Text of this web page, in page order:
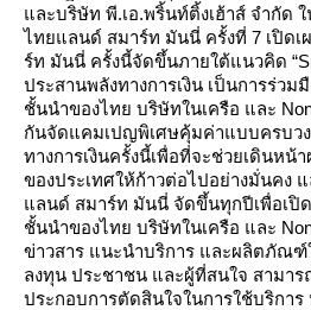
ละบริษัท พี.เอ.พริ้นท์ติ้งเฮ้าส์ จำกัด
ไทยแลนด์ สมาร์ท มันนี่ ครั้งที่ 7 เปิดเ
ร์ท มันนี่ ครั้งนี้จัดขึ้นภายใต้แนวคิด
ประสานพลังทางการเงิน เป็นการร่วม
ชั้นนำของไทย บริษัทในเครือ และ
กันจัดแคมเปญพิเศษคุ้มค่าแบบครบว
ทางการเงินครั้งนี้เพื่อที่จะช่วยเดินหน้
ของประเทศให้ก้าวต่อไปอย่างมั่นคง
ลนด์ สมาร์ท มันนี่ จัดขึ้นทุกปีเพื่อเปิด
ชั้นนำของไทย บริษัทในเครือ และ
ข่าวสาร แนะนำบริการ และผลิตภัณฑ์
ลงทุน ประชาชน และผู้ที่สนใจ สามาร
ประกอบการตัดสินใจในการใช้บริการ